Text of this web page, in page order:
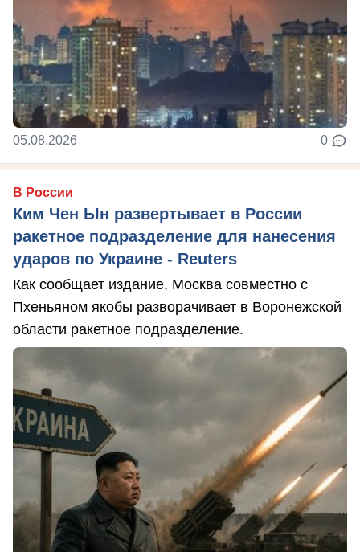
05.08.2026 0
В России
Ким Чен Ын развертывает в России
ракетное подразделение для нанесения
ударов по Украине - Reuters
Как сообщает издание, Москва совместно с
Пхеньяном якобы разворачивает в Воронежской
области ракетное подразделение.